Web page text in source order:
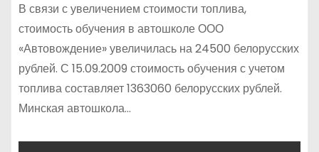
В связи с увеличением стоимости топлива,
стоимость обучения в автошколе ООО
«Автовождение» увеличилась на 24500 белорусских
рублей. С 15.09.2009 стоимость обучения с учетом
топлива составляет 1363060 белорусских рублей.
Минская автошкола…